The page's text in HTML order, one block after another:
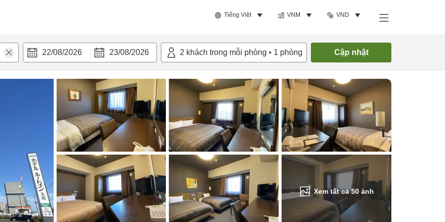
Tiếng Việt VNM VND
22/08/2026 23/08/2026 2 khách trong mỗi phòng • 1 phòng Cập nhật
Xem tất cả50 ảnh
bật Tiện nghi Tìm phòng trống